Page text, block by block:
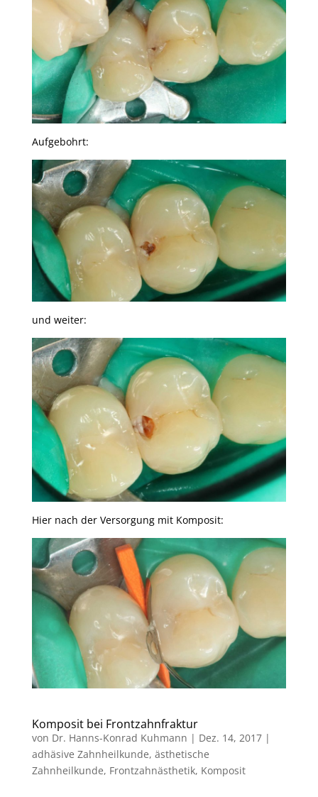
Aufgebohrt:
und weiter:
Hier nach der Versorgung mit Komposit:
Komposit bei Frontzahnfraktur
von Dr. Hanns-Konrad Kuhmann | Dez. 14, 2017|
adhäsive Zahnheilkunde, ästhetische
Zahnheilkunde, Frontzahnästhetik, Komposit